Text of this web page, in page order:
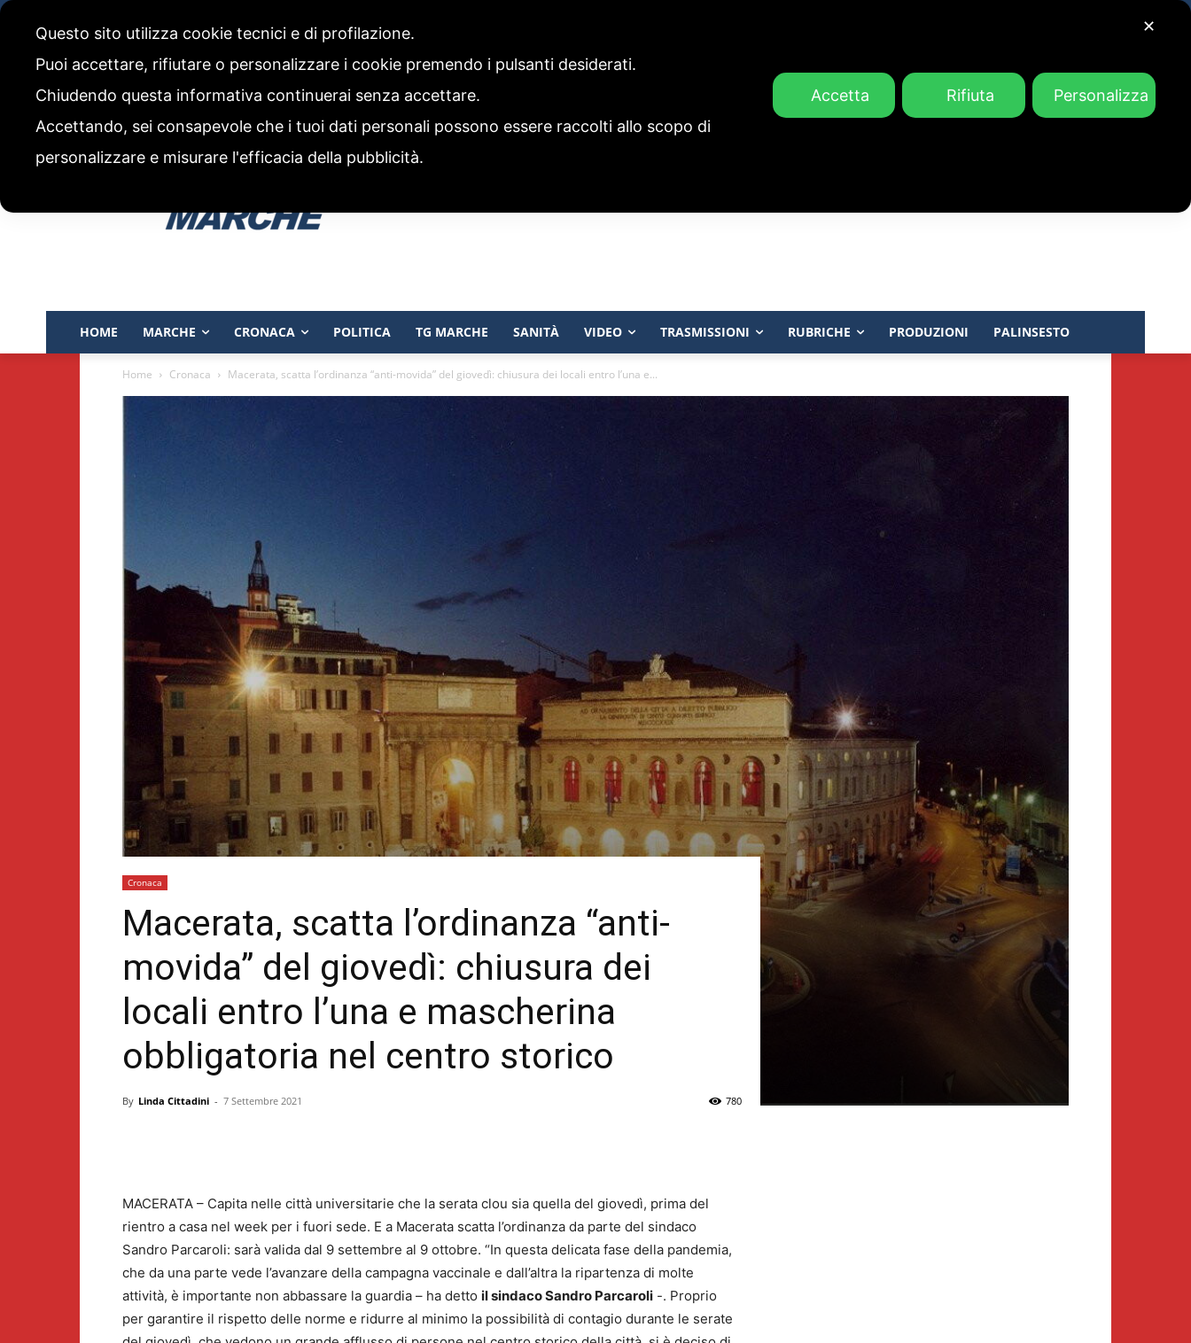
CODICE ETICO E POLITICA EDITORIALE
HOME MARCHE CRONACA POLITICA TG MARCHE SANITÀ VIDEO TRASMISSIONI RUBRICHE PRODUZIONI PALINSESTO
Home Cronaca Macerata, scatta l’ordinanza “anti-movida” del giovedì: chiusura dei locali entro l’una e...
Cronaca
Macerata, scatta l’ordinanza “anti-
movida” del giovedì: chiusura dei
locali entro l’una e mascherina
obbligatoria nel centro storico
By Linda Cittadini - 7 Settembre 2021 780
MACERATA – Capita nelle città universitarie che la serata clou sia quella del giovedì, prima del
rientro a casa nel week per i fuori sede. E a Macerata scatta l’ordinanza da parte del sindaco
Sandro Parcaroli: sarà valida dal 9 settembre al 9 ottobre. “In questa delicata fase della pandemia,
che da una parte vede l’avanzare della campagna vaccinale e dall’altra la ripartenza di molte
attività, è importante non abbassare la guardia – ha detto il sindaco Sandro Parcaroli -. Proprio
per garantire il rispetto delle norme e ridurre al minimo la possibilità di contagio durante le serate
✕
Questo sito utilizza cookie tecnici e di profilazione.
Puoi accettare, rifiutare o personalizzare i cookie premendo i pulsanti desiderati.
Chiudendo questa informativa continuerai senza accettare.
Accettando, sei consapevole che i tuoi dati personali possono essere raccolti allo scopo di
personalizzare e misurare l'efficacia della pubblicità.
Accetta Rifiuta Personalizza